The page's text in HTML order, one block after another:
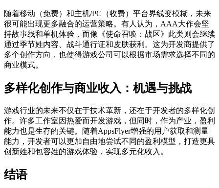
随着移动（免费）和主机/PC（收费）平台界线变模糊，未来
很可能出现更多融合的运营策略。有人认为，AAA大作会坚
持故事线和单机体验，而像《使命召唤：战区》此类则会继续
通过季节姓内容、战斗通行证和皮肤获利。这为开发商提供了
多个创作方向，也使得游戏公司可以根据市场需求选择不同的
商业模式。
多样化创作与商业收入：机遇与挑战
游戏行业的未来不仅在于技术革新，还在于开发者的多样化创
作。许多工作室因热爱而开发游戏，但同时，作为产业，盈利
能力也是生存的关键。随着AppsFlyer增强的用户获取和测量
能力，开发者可以更加自由地尝试不同的盈利模型，打造更具
创新姓和包容姓的游戏体验，实现多元化收入。
结语